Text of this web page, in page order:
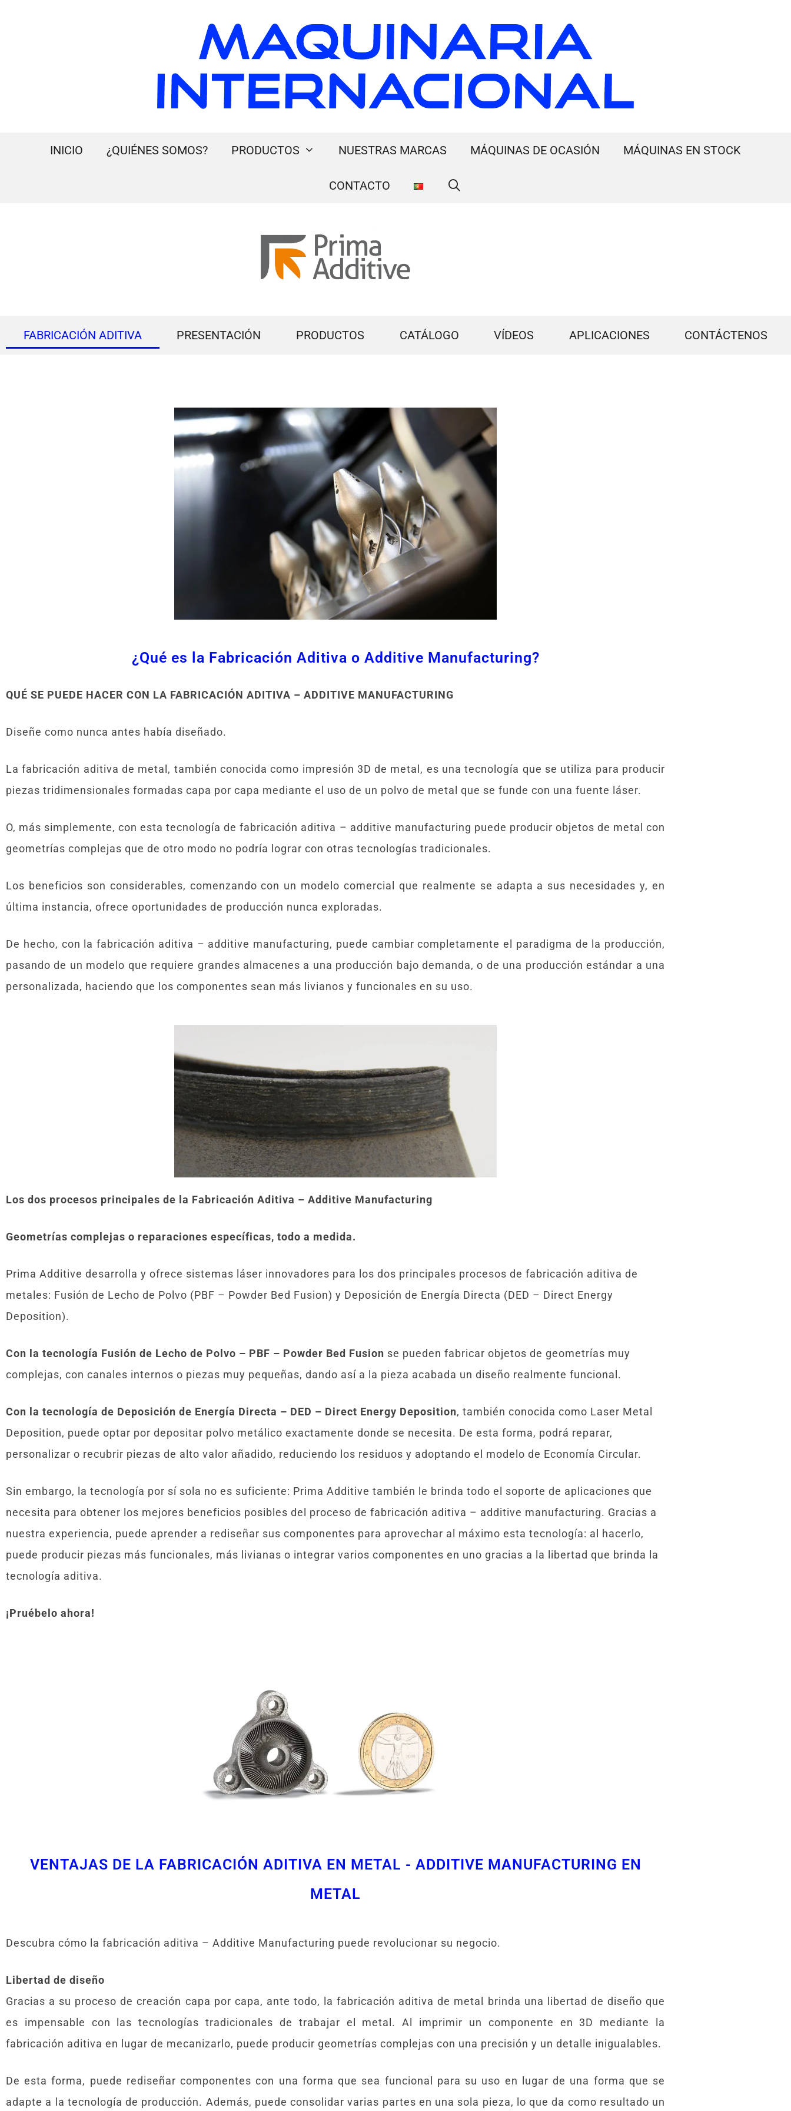
INICIO ¿QUIÉNES SOMOS? PRODUCTOS NUESTRAS MARCAS MÁQUINAS DE OCASIÓN MÁQUINAS EN STOCK
CONTACTO
FABRICACIÓN ADITIVA PRESENTACIÓN PRODUCTOS CATÁLOGO VÍDEOS APLICACIONES CONTÁCTENOS
¿Qué es la Fabricación Aditiva o Additive Manufacturing?
QUÉ SE PUEDE HACER CON LA FABRICACIÓN ADITIVA – ADDITIVE MANUFACTURING
Diseñe como nunca antes había diseñado.
La fabricación aditiva de metal, también conocida como impresión 3D de metal, es una tecnología que se utiliza para producir
piezas tridimensionales formadas capa por capa mediante el uso de un polvo de metal que se funde con una fuente láser.
O, más simplemente, con esta tecnología de fabricación aditiva – additive manufacturing puede producir objetos de metal con
geometrías complejas que de otro modo no podría lograr con otras tecnologías tradicionales.
Los beneficios son considerables, comenzando con un modelo comercial que realmente se adapta a sus necesidades y, en
última instancia, ofrece oportunidades de producción nunca exploradas.
De hecho, con la fabricación aditiva – additive manufacturing, puede cambiar completamente el paradigma de la producción,
pasando de un modelo que requiere grandes almacenes a una producción bajo demanda, o de una producción estándar a una
personalizada, haciendo que los componentes sean más livianos y funcionales en su uso.
Los dos procesos principales de la Fabricación Aditiva – Additive Manufacturing
Geometrías complejas o reparaciones específicas, todo a medida.
Prima Additive desarrolla y ofrece sistemas láser innovadores para los dos principales procesos de fabricación aditiva de
metales: Fusión de Lecho de Polvo (PBF – Powder Bed Fusion) y Deposición de Energía Directa (DED – Direct Energy
Deposition).
Con la tecnología Fusión de Lecho de Polvo – PBF – Powder Bed Fusion se pueden fabricar objetos de geometrías muy
complejas, con canales internos o piezas muy pequeñas, dando así a la pieza acabada un diseño realmente funcional.
Con la tecnología de Deposición de Energía Directa – DED – Direct Energy Deposition, también conocida como Laser Metal
Deposition, puede optar por depositar polvo metálico exactamente donde se necesita. De esta forma, podrá reparar,
personalizar o recubrir piezas de alto valor añadido, reduciendo los residuos y adoptando el modelo de Economía Circular.
Sin embargo, la tecnología por sí sola no es suficiente: Prima Additive también le brinda todo el soporte de aplicaciones que
necesita para obtener los mejores beneficios posibles del proceso de fabricación aditiva – additive manufacturing. Gracias a
nuestra experiencia, puede aprender a rediseñar sus componentes para aprovechar al máximo esta tecnología: al hacerlo,
puede producir piezas más funcionales, más livianas o integrar varios componentes en uno gracias a la libertad que brinda la
tecnología aditiva.
¡Pruébelo ahora!
VENTAJAS DE LA FABRICACIÓN ADITIVA EN METAL - ADDITIVE MANUFACTURING EN
METAL
Descubra cómo la fabricación aditiva – Additive Manufacturing puede revolucionar su negocio.
Libertad de diseño
Gracias a su proceso de creación capa por capa, ante todo, la fabricación aditiva de metal brinda una libertad de diseño que
es impensable con las tecnologías tradicionales de trabajar el metal. Al imprimir un componente en 3D mediante la
fabricación aditiva en lugar de mecanizarlo, puede producir geometrías complejas con una precisión y un detalle inigualables.
De esta forma, puede rediseñar componentes con una forma que sea funcional para su uso en lugar de una forma que se
adapte a la tecnología de producción. Además, puede consolidar varias partes en una sola pieza, lo que da como resultado un